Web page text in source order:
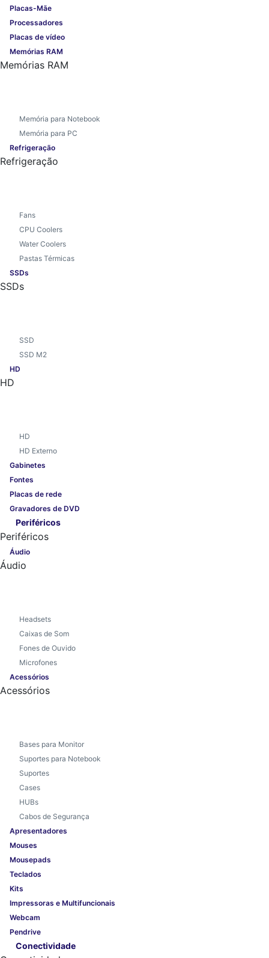
Placas-Mãe
Processadores
Placas de vídeo
Memórias RAM
Memórias RAM
Memória para Notebook
Memória para PC
Refrigeração
Refrigeração
Fans
CPU Coolers
Water Coolers
Pastas Térmicas
SSDs
SSDs
SSD
SSD M2
HD
HD
HD
HD Externo
Gabinetes
Fontes
Placas de rede
Gravadores de DVD
Periféricos
Periféricos
Áudio
Áudio
Headsets
Caixas de Som
Fones de Ouvido
Microfones
Acessórios
Acessórios
Bases para Monitor
Suportes para Notebook
Suportes
Cases
HUBs
Cabos de Segurança
Apresentadores
Mouses
Mousepads
Teclados
Kits
Impressoras e Multifuncionais
Webcam
Pendrive
Conectividade